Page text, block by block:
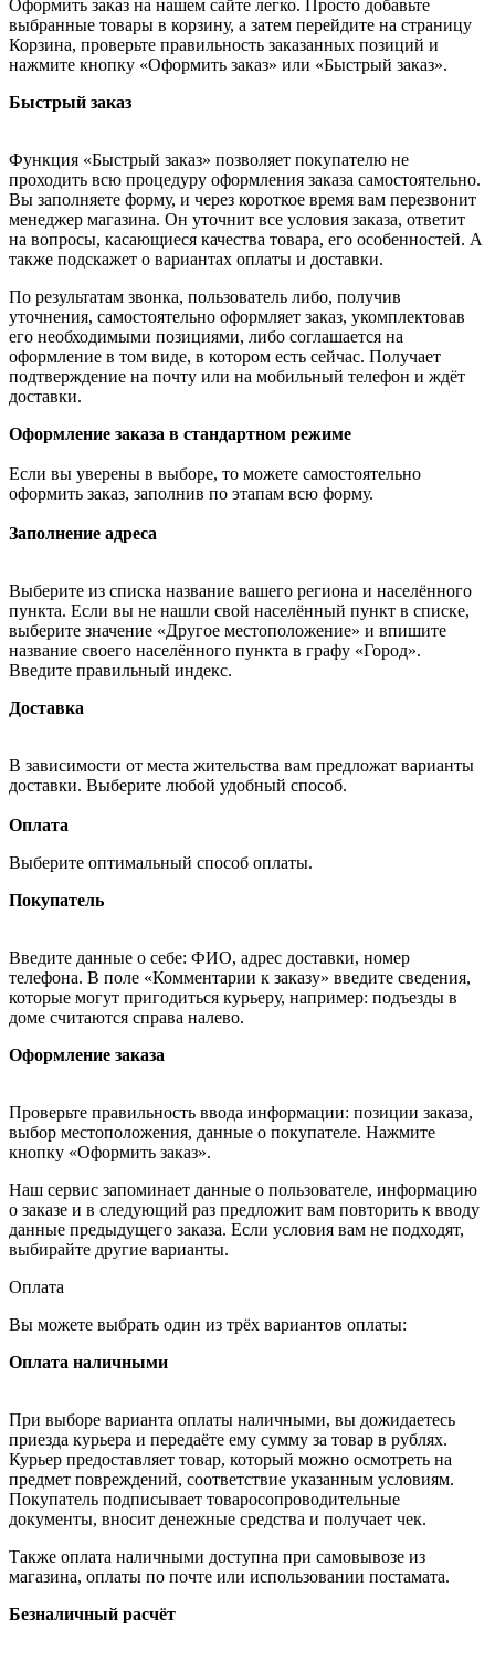
Оформить заказ на нашем сайте легко. Просто добавьте
выбранные товары в корзину, а затем перейдите на страницу
Корзина, проверьте правильность заказанных позиций и
нажмите кнопку «Оформить заказ» или «Быстрый заказ».
Быстрый заказ
Функция «Быстрый заказ» позволяет покупателю не
проходить всю процедуру оформления заказа самостоятельно.
Вы заполняете форму, и через короткое время вам перезвонит
менеджер магазина. Он уточнит все условия заказа, ответит
на вопросы, касающиеся качества товара, его особенностей. А
также подскажет о вариантах оплаты и доставки.
По результатам звонка, пользователь либо, получив
уточнения, самостоятельно оформляет заказ, укомплектовав
его необходимыми позициями, либо соглашается на
оформление в том виде, в котором есть сейчас. Получает
подтверждение на почту или на мобильный телефон и ждёт
доставки.
Оформление заказа в стандартном режиме
Если вы уверены в выборе, то можете самостоятельно
оформить заказ, заполнив по этапам всю форму.
Заполнение адреса
Выберите из списка название вашего региона и населённого
пункта. Если вы не нашли свой населённый пункт в списке,
выберите значение «Другое местоположение» и впишите
название своего населённого пункта в графу «Город».
Введите правильный индекс.
Доставка
В зависимости от места жительства вам предложат варианты
доставки. Выберите любой удобный способ.
Оплата
Выберите оптимальный способ оплаты.
Покупатель
Введите данные о себе: ФИО, адрес доставки, номер
телефона. В поле «Комментарии к заказу» введите сведения,
которые могут пригодиться курьеру, например: подъезды в
доме считаются справа налево.
Оформление заказа
Проверьте правильность ввода информации: позиции заказа,
выбор местоположения, данные о покупателе. Нажмите
кнопку «Оформить заказ».
Наш сервис запоминает данные о пользователе, информацию
о заказе и в следующий раз предложит вам повторить к вводу
данные предыдущего заказа. Если условия вам не подходят,
выбирайте другие варианты.
Оплата
Вы можете выбрать один из трёх вариантов оплаты:
Оплата наличными
При выборе варианта оплаты наличными, вы дожидаетесь
приезда курьера и передаёте ему сумму за товар в рублях.
Курьер предоставляет товар, который можно осмотреть на
предмет повреждений, соответствие указанным условиям.
Покупатель подписывает товаросопроводительные
документы, вносит денежные средства и получает чек.
Также оплата наличными доступна при самовывозе из
магазина, оплаты по почте или использовании постамата.
Безналичный расчёт